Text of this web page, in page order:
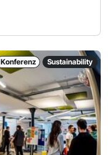
Konferenz Sustainability